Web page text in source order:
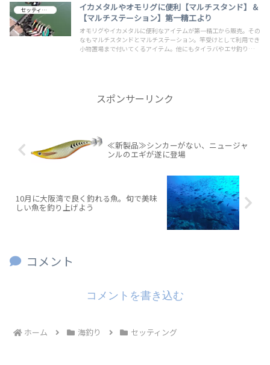
セッティング
イカメタルやオモリグに便利【マルチスタンド】＆
【マルチステーション】第一精工より
オモリグやイカメタルに便利なアイテムが第一精工から販売。その
なもマルチスタンドとマルチステーション。竿受けとして利用でき
小物置場まで付いてくるアイテム。他にもタイラバやエサ釣りでも
スポンサーリンク
≪新製品≫シンカーがない、ニュージャ
ンルのエギが遂に登場
10月に大阪湾で良く釣れる魚。旬で美味
しい魚を釣り上げよう
コメント
コメントを書き込む
ホーム 海釣り セッティング